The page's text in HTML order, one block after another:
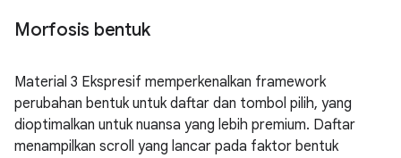
Morfosis bentuk
Material 3 Ekspresif memperkenalkan framework
perubahan bentuk untuk daftar dan tombol pilih, yang
dioptimalkan untuk nuansa yang lebih premium. Daftar
menampilkan scroll yang lancar pada faktor bentuk